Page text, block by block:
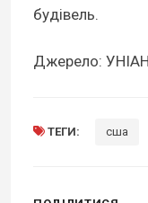
будівель.
Джерело: УНІАН
ТЕГИ: сша